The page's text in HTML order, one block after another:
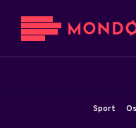
Sport